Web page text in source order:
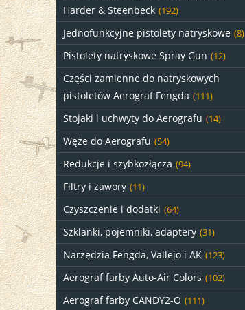
Harder & Steenbeck (192)
Jednofunkcyjne pistolety natryskowe (8)
Pistolety natryskowe Spray Gun (12)
Części zamienne do natryskowych
pistoletów Aerograf Fengda (111)
Stojaki i uchwyty do Aerografu (14)
Węże do Aerografu (54)
Redukcje i szybkozłącza (94)
Filtry i zawory (11)
Czyszczenie i dodatki (64)
Szklanki, pojemniki, adaptery (31)
Narzędzia Fengda, Vallejo i AK (123)
Aerograf farby Auto-Air Colors (102)
Aerograf farby CANDY2-O (111)